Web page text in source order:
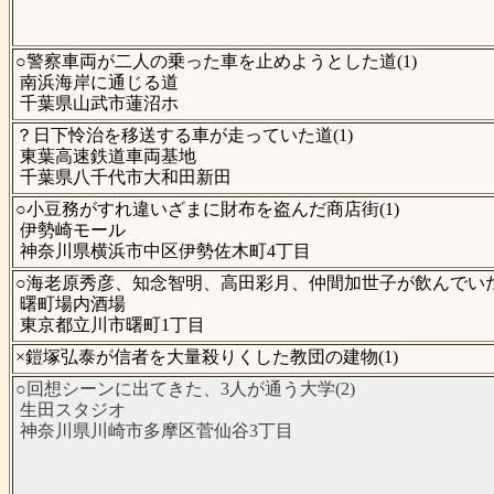
○警察車両が二人の乗った車を止めようとした道(1)
南浜海岸に通じる道
千葉県山武市蓮沼ホ
？日下怜治を移送する車が走っていた道(1)
東葉高速鉄道車両基地
千葉県八千代市大和田新田
○小豆務がすれ違いざまに財布を盗んだ商店街(1)
伊勢崎モール
神奈川県横浜市中区伊勢佐木町4丁目
○海老原秀彦、知念智明、高田彩月、仲間加世子が飲んでい
曙町場内酒場
東京都立川市曙町1丁目
×鎧塚弘泰が信者を大量殺りくした教団の建物(1)
○回想シーンに出てきた、3人が通う大学(2)
生田スタジオ
神奈川県川崎市多摩区菅仙谷3丁目